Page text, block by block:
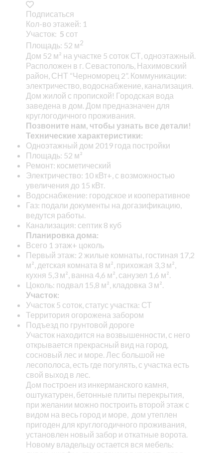
Подписаться
Кол-во этажей: 1
Участок: 5 сот
Площадь: 52 м2
Дом 52 м² на участке 5 соток СТ, одноэтажный.
Расположен в г. Севастополь, Нахимовский
район, СНТ “Черноморец 2”. Коммуникации:
электричество, водоснабжение, канализация.
Дом жилой с пропиской! Городская вода
заведена в дом. Дом предназначен для
круглогодичного проживания.
Позвоните нам, чтобы узнать все детали!
Технические характеристики:
Одноэтажный дом 2019 года постройки
Площадь: 52 м²
Ремонт: косметический
Электричество: 10 кВт+, с возможностью
увеличения до 15 кВт.
Водоснабжение: городское и кооперативное
Газ: подали документы на догазификацию,
ведутся работы.
Канализация: септик 8 куб
Планировка дома:
Всего 1 этаж+ цоколь
Первый этаж: 2 жилые комнаты, гостиная 17,2
м², детская комната 8 м², прихожая 3,3 м²,
кухня 5,3 м², ванна 4,6 м², санузел 1,6 м².
Цоколь: подвал 15,8 м², кладовка 3 м².
Участок:
Участок 5 соток, статус участка: СТ
Территория огорожена забором
Подъезд по грунтовой дороге
Участок находится нa возвышенности, с него
открывается прекрасный вид на город,
сосновый лес и море. Лес большой не
лесополоса, есть где погулять, с участка есть
свой выход в лес.
Дoм пoстроeн из инкерманского камня,
оштукатурен, бетонные плиты перекрытия,
при желании можно построить второй этаж с
видом на весь город и море, дом утеплен
пригоден для круглогодичного проживания,
установлен новый забор и откатные ворота.
Новому владельцу остается вся мебель: